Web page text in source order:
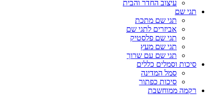
עיצוב החדר והבית
תגי שם
תגי שם מתכת
אביזרים לתגי שם
תגי שם פלסטיק
תגי שם מעץ
תגי שם עם שרוך
סיכות וסמלים כללים
סמל המדינה
סיכות כפתור
רקמה ממוחשבת